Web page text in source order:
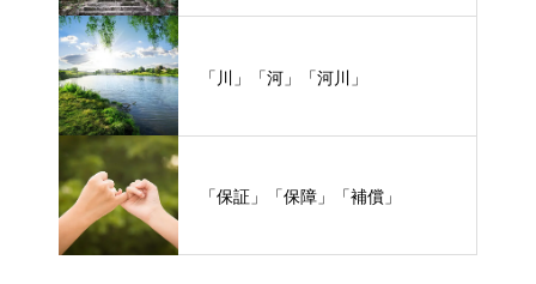
「川」「河」「河川」
「保証」「保障」「補償」